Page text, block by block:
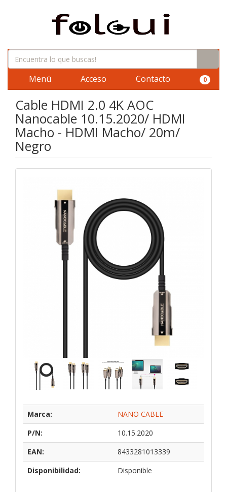
Menú Acceso Contacto 0
Cable HDMI 2.0 4K AOC
Nanocable 10.15.2020/ HDMI
Macho - HDMI Macho/ 20m/
Negro
Marca:
NANO CABLE
P/N:
10.15.2020
EAN:
8433281013339
Disponibilidad:
Disponible